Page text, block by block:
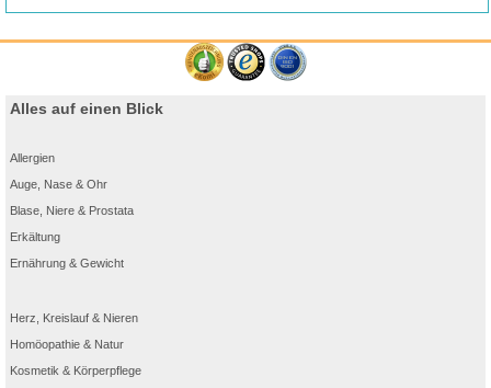
Alles auf einen Blick
Allergien
Auge, Nase & Ohr
Blase, Niere & Prostata
Erkältung
Ernährung & Gewicht
Herz, Kreislauf & Nieren
Homöopathie & Natur
Kosmetik & Körperpflege